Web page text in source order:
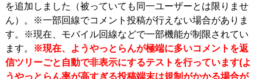
を追加しました（被っていても同一ユーザーとは限りませ
ん）。※一部回線でコメント投稿が行えない場合がありま
す。※現在、モバイル回線などで一部機能が制限されてい
ます。
※現在、ようやっとらんが極端に多いコメントを返
信ツリーごと自動で非表示にするテストを行っています(よ
うやっとらん率が高すぎる投稿端末は規制がかかる場合が